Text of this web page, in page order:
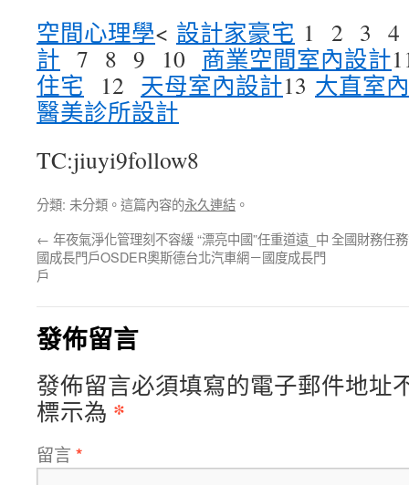
空間心理學< 設計家豪宅 1 2 3
計 7 8 9 10 商業空間室內設計
住宅 12 天母室內設計13 大直室
醫美診所設計
TC:jiuyi9follow8
分類: 未分類。這篇內容的永久連結 。
← 年夜氣淨化管理刻不容緩 “漂亮中國”任重道遠_中
國成長門戶OSDER奧斯德台北汽車網－國度成長門
戶
全國財務任
發佈留言
發佈留言必須填寫的電子郵件地址
標示為 *
留言 *